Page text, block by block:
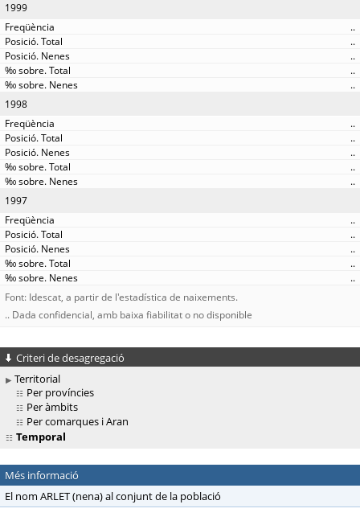
1999
..
..
..
..
..
1998
..
..
..
..
..
1997
..
..
..
..
..
Font: Idescat, a partir de l'estadística de naixements.
.. Dada confidencial, amb baixa fiabilitat o no disponible
Criteri de desagregació
Territorial
Per províncies
Per àmbits
Per comarques i Aran
Temporal
Més informació
El nom ARLET (nena) al conjunt de la població